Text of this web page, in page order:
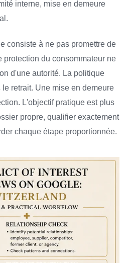
interne, mise en demeure
consiste à ne pas promettre de
protection du consommateur ne
d'une autorité. La politique
retrait. Une mise en demeure
L'objectif pratique est plus
propre, qualifier exactement
chaque étape proportionnée.